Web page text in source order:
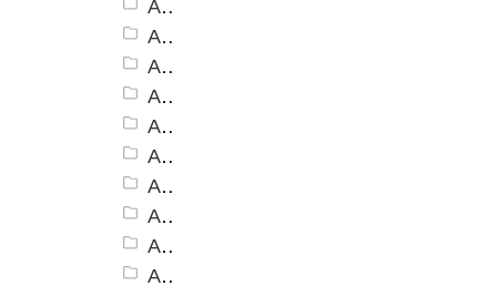
Алюминиевый угол-порог АУ-160, коричневый
Алюминиевый угол-порог АУ-160, серый
Алюминиевый угол-порог АУ-160, бежевый
Алюминиевый угол-порог АУ-160, желтый
Алюминиевый угол-порог АУ-160, белый
Алюминиевый угол-порог АУ-160, голубой
Алюминиевый угол-порог АУ-160, синий
Алюминиевый угол-порог АУ-160, красный
Алюминиевый угол-порог АУ-160, зеленый